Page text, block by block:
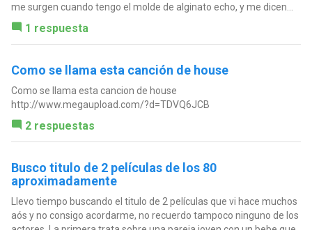
me surgen cuando tengo el molde de alginato echo, y me dicen...
1 respuesta
Como se llama esta canción de house
Como se llama esta cancion de house
http://www.megaupload.com/?d=TDVQ6JCB
2 respuestas
Busco titulo de 2 películas de los 80
aproximadamente
Llevo tiempo buscando el titulo de 2 películas que vi hace muchos
aós y no consigo acordarme, no recuerdo tampoco ninguno de los